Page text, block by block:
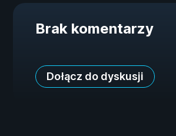
Brak komentarzy
Dołącz do dyskusji